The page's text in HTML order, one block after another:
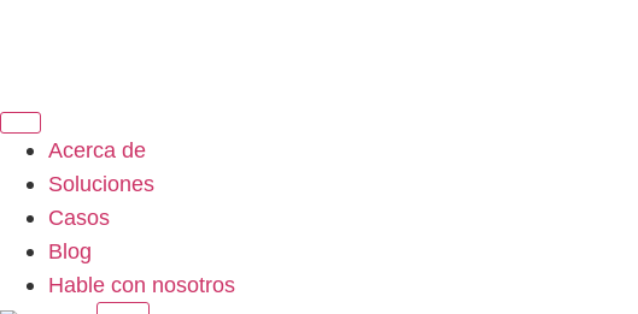
Acerca de
Soluciones
Casos
Blog
Hable con nosotros